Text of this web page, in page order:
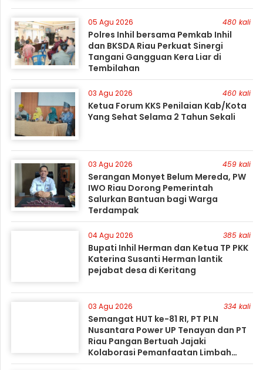
05 Agu 2026 480 kali
Polres Inhil bersama Pemkab Inhil
dan BKSDA Riau Perkuat Sinergi
Tangani Gangguan Kera Liar di
Tembilahan
03 Agu 2026 460 kali
Ketua Forum KKS Penilaian Kab/Kota
Yang Sehat Selama 2 Tahun Sekali
03 Agu 2026 459 kali
Serangan Monyet Belum Mereda, PW
IWO Riau Dorong Pemerintah
Salurkan Bantuan bagi Warga
Terdampak
04 Agu 2026 385 kali
Bupati Inhil Herman dan Ketua TP PKK
Katerina Susanti Herman lantik
pejabat desa di Keritang
03 Agu 2026 334 kali
Semangat HUT ke-81 RI, PT PLN
Nusantara Power UP Tenayan dan PT
Riau Pangan Bertuah Jajaki
Kolaborasi Pemanfaatan Limbah
FABA untuk Dukung Swasembada